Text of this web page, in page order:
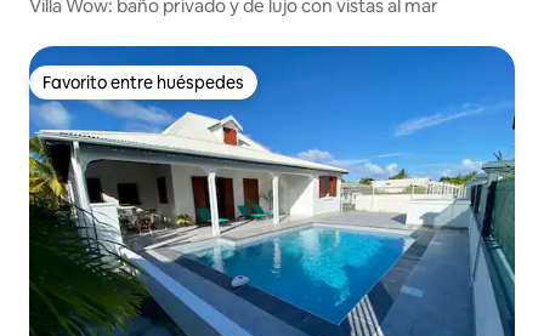
Villa Wow: baño privado y de lujo con vistas al mar
Favorito entre huéspedes
Favorito entre huéspedes